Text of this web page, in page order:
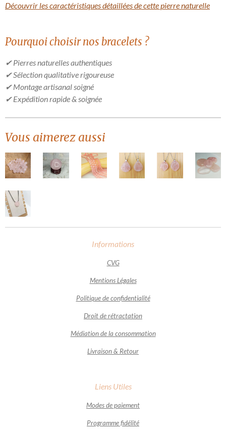
Découvrir les caractéristiques détaillées de cette pierre naturelle
Pourquoi choisir nos bracelets ?
✔ Pierres naturelles authentiques
✔ Sélection qualitative rigoureuse
✔ Montage artisanal soigné
✔ Expédition rapide & soignée
Vous aimerez aussi
Informations
CVG
Mentions Légales
Politique de confidentialité
Droit de rétractation
Médiation de la consommation
Livraison & Retour
Liens Utiles
Modes de paiement
Programme fidélité